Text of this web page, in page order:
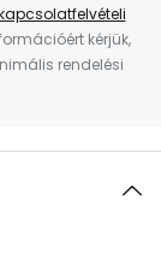
kérjük,
rendelési